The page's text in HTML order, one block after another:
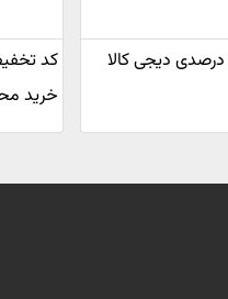
کد تخفیف ۴۰ درصدی دیجی کالا
خرید